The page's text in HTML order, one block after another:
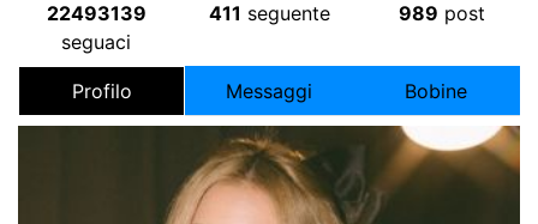
22493139
seguaci
411 seguente 989 post
Profilo Messaggi Bobine